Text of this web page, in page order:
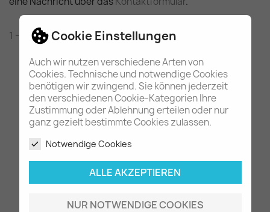
Cookie Einstellungen
Auch wir nutzen verschiedene Arten von
Cookies. Technische und notwendige Cookies
benötigen wir zwingend. Sie können jederzeit
den verschiedenen Cookie-Kategorien Ihre
Zustimmung oder Ablehnung erteilen oder nur
ganz gezielt bestimmte Cookies zulassen.
Notwendige Cookies
ALLE AKZEPTIEREN
NUR NOTWENDIGE COOKIES
1 - 1 von 1 Artikel(n)
orig. Mercedes-Benz...
59,80 €